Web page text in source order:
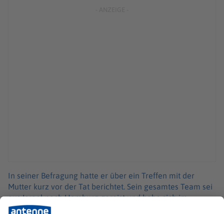
In seiner Befragung hatte er über ein Treffen mit der
Mutter kurz vor der Tat berichtet. Sein gesamtes Team sei
aus Israel nach Hamburg gereist und habe sich im
familieneigenen Hotel «Grand Elysée» mit Christina Block